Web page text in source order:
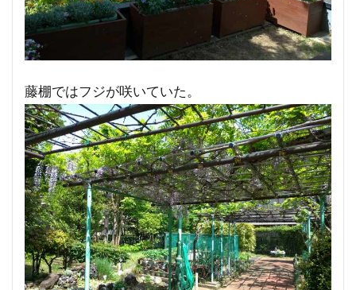
藤棚ではフジが咲いていた。